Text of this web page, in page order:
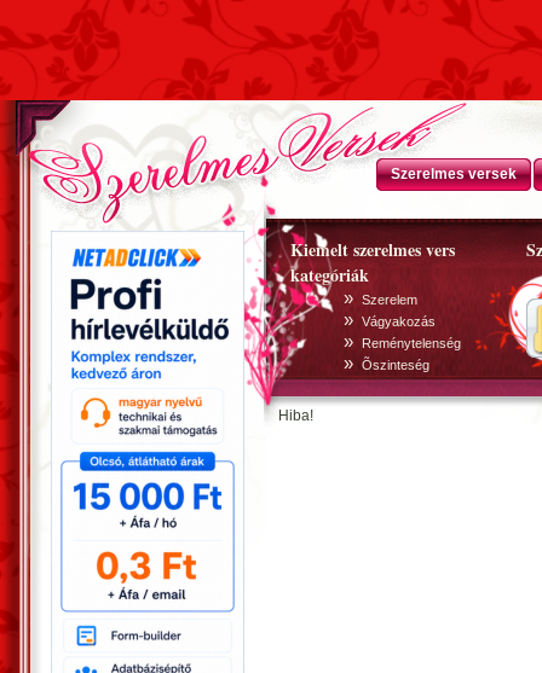
Szerelmes versek
Kiemelt szerelmes vers
kategóriák
» Szerelem
» Vágyakozás
» Reménytelenség
» Õszinteség
Hiba!